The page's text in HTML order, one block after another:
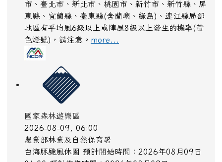
市、臺北市、新北市、桃園市、新竹市、新竹縣、屏
東縣、宜蘭縣、臺東縣(含蘭嶼、綠島)、連江縣局部
地區有平均風6級以上或陣風8級以上發生的機率(黃
色燈號)，請注意。 more...
國家森林遊樂區
2026-08-09, 06:00
農業部林業及自然保育署
白海豚颱風休園 預計開始時間：2026年08月09日